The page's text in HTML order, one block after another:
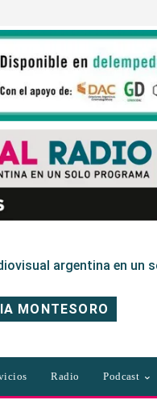
argentina en un
MONTESORO
Radio Podcast